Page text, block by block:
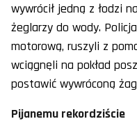
wywrócił jedną z łodzi
żeglarzy do wody.
motorową, ruszyli z
wciągnęli na pokład
postawić wywróconą
Pijanemu rekordziście